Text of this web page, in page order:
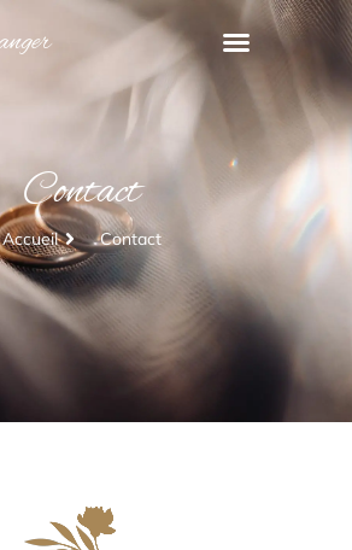
Contact
Accueil Contact